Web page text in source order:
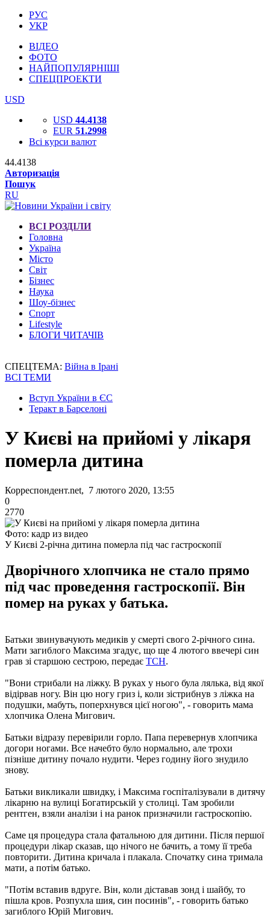
РУС
УКР
ВІДЕО
ФОТО
НАЙПОПУЛЯРНІШІ
СПЕЦПРОЕКТИ
USD
USD 44.4138
EUR 51.2998
Всі курси валют
44.4138
Авторизація
Пошук
RU
ВСІ РОЗДІЛИ
Головна
Україна
Місто
Світ
Бізнес
Наука
Шоу-бізнес
Спорт
Lifestyle
БЛОГИ ЧИТАЧІВ
СПЕЦТЕМА: Війна в Ірані
ВСІ ТЕМИ
Вступ України в ЄС
Теракт в Барселоні
У Києві на прийомі у лікаря
померла дитина
Корреспондент.net, 7 лютого 2020, 13:55
0
2770
Фото: кадр из видео
У Києві 2-річна дитина померла під час гастроскопії
Дворічного хлопчика не стало прямо
під час проведення гастроскопії. Він
помер на руках у батька.
Батьки звинувачують медиків у смерті свого 2-річного сина.
Мати загиблого Максима згадує, що ще 4 лютого ввечері син
грав зі старшою сестрою, передає ТСН.
"Вони стрибали на ліжку. В руках у нього була лялька, від якої
відірвав ногу. Він цю ногу гриз і, коли зістрибнув з ліжка на
подушки, мабуть, поперхнувся цієї ногою", - говорить мама
хлопчика Олена Мигович.
Батьки відразу перевірили горло. Папа перевернув хлопчика
догори ногами. Все начебто було нормально, але трохи
пізніше дитину почало нудити. Через годину його знудило
знову.
Батьки викликали швидку, і Максима госпіталізували в дитячу
лікарню на вулиці Богатирській у столиці. Там зробили
рентген, взяли аналізи і на ранок призначили гастроскопію.
Саме ця процедура стала фатальною для дитини. Після першої
процедури лікар сказав, що нічого не бачить, а тому її треба
повторити. Дитина кричала і плакала. Спочатку сина тримала
мати, а потім батько.
"Потім вставив вдруге. Він, коли діставав зонд і шайбу, то
пішла кров. Розпухла шия, син посинів", - говорить батько
загиблого Юрій Мигович.